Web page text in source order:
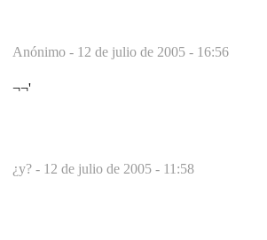
Anónimo - 12 de julio de 2005 - 16:56
¬¬'
¿y? - 12 de julio de 2005 - 11:58